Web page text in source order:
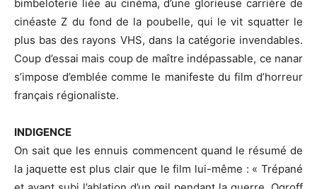
bimbeloterie liée au cinéma, d’une glorieuse carrière de
cinéaste Z du fond de la poubelle, qui le vit squatter le
plus bas des rayons VHS, dans la catégorie invendables.
Coup d’essai mais coup de maître indépassable, ce nanar
s’impose d’emblée comme le manifeste du film d’horreur
français régionaliste.
INDIGENCE
On sait que les ennuis commencent quand le résumé de
la jaquette est plus clair que le film lui-même : « Trépané